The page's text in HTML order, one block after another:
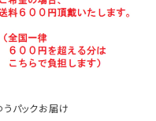
うパックお届け